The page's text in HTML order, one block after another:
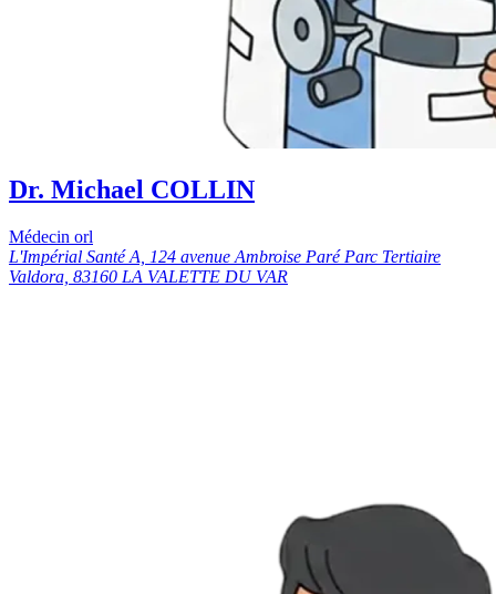
Dr. Michael COLLIN
Médecin orl
L'Impérial Santé A, 124 avenue Ambroise Paré Parc Tertiaire
Valdora, 83160 LA VALETTE DU VAR